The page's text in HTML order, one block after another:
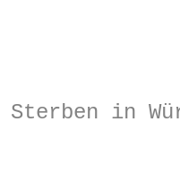
Sterben in